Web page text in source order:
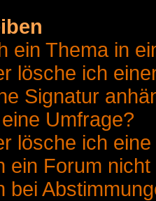
ein Thema in
lösche ich
Signatur
Umfrage?
lösche ich
ein Forum
bei